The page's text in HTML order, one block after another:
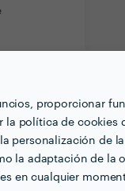
proporcionar
la política de cookies
personalización de la
la adaptación de la
en cualquier
not
on a
for